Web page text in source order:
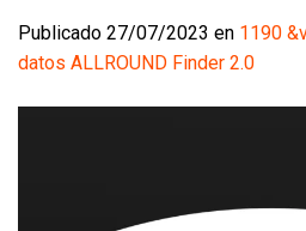
Publicado 27/07/2023 en 1190
datos ALLROUND Finder 2.0